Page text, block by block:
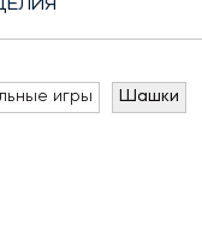
игры Шашки